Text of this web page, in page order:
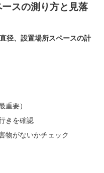
スの測り方と見落
径、設置場所スペースの計
重要）
きを確認
物がないかチェック